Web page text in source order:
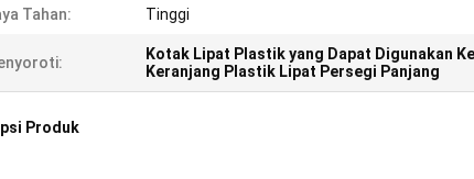
Tahan: Tinggi
Kotak Lipat Plastik yang Dapat Digunakan
Keranjang Plastik Lipat Persegi Panjang
Produk